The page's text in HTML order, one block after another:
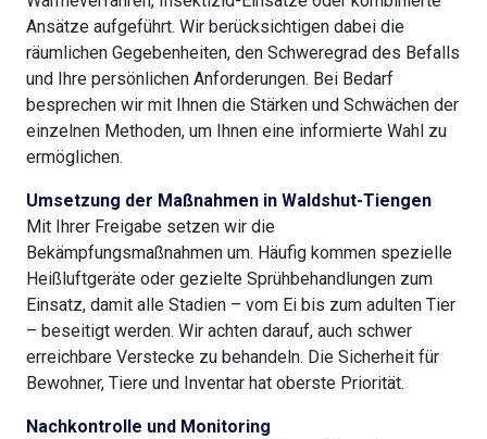
Ansätze aufgeführt. Wir berücksichtigen dabei die
räumlichen Gegebenheiten, den Schweregrad des Befalls
und Ihre persönlichen Anforderungen. Bei Bedarf
besprechen wir mit Ihnen die Stärken und Schwächen der
einzelnen Methoden, um Ihnen eine informierte Wahl zu
ermöglichen.
Umsetzung der Maßnahmen in Waldshut-Tiengen
Mit Ihrer Freigabe setzen wir die
Bekämpfungsmaßnahmen um. Häufig kommen spezielle
Heißluftgeräte oder gezielte Sprühbehandlungen zum
Einsatz, damit alle Stadien – vom Ei bis zum adulten Tier
– beseitigt werden. Wir achten darauf, auch schwer
erreichbare Verstecke zu behandeln. Die Sicherheit für
Bewohner, Tiere und Inventar hat oberste Priorität.
Nachkontrolle und Monitoring